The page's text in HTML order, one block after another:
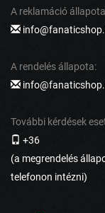
A reklamáció
A rendelés állapota:
További kérdések
+36
(a megrendelés
telefonon intézni)